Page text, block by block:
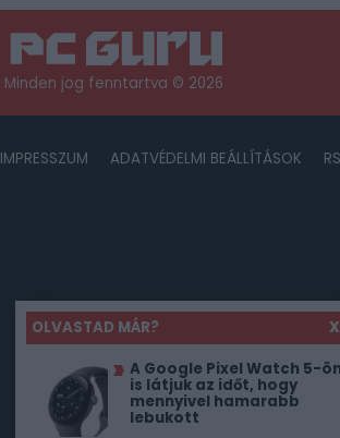
OLVASTAD MÁR?
X
A Google Pixel Watch 5-
is látjuk az időt, hogy
mennyivel hamarabb
lebukott
Minden jog fenntartva © 2026
IMPRESSZUM ADATVÉDELMI BEÁLLÍTÁSOK